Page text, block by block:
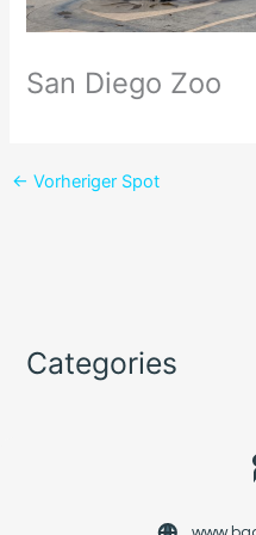
San Diego Zoo
← Vorheriger Spot
Categories